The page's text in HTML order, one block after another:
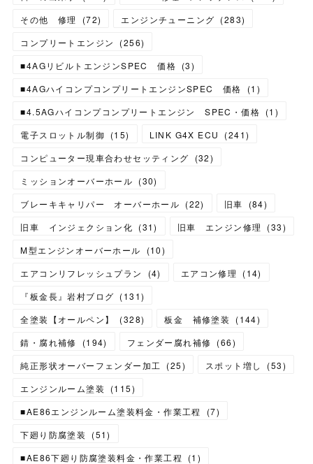
その他 修理
(72) エンジンチューニング (283)
コンプリートエンジン
(256)
■4AGリビルトエンジンSPEC 価格 (3)
■4AGハイコンプコンプリートエンジンSPEC 価格
(1 )
■4.5AGハイコンプコンプリートエンジン SPEC・価格 (1 )
電子スロットル制御 (15) LINK G4X ECU (241)
コンピューター現車合わせセッティング
(32)
ミッションオーバーホール (30)
ブレーキキャリパー オーバーホール (22) 旧車 (84)
旧車 インジェクション化 (31) 旧車 エンジン修理 (33)
M型エンジンオーバーホール
(10)
エアコンリフレッシュプラン
(4) エアコン修理 (14)
『板金長』岩村ブログ (131)
全塗装【オールペン】
(328) 板金 補修塗装 (144)
錆・腐れ補修
(194) フェンダー腐れ補修 (66)
純正形状オーバーフェンダー加工
(25) スポット増し (53)
エンジンルーム塗装
(115)
■AE86エンジンルーム塗装料金・作業工程
(7)
下廻り防腐塗装
(51)
■AE86下廻り防腐塗装料金・作業工程
(1 )